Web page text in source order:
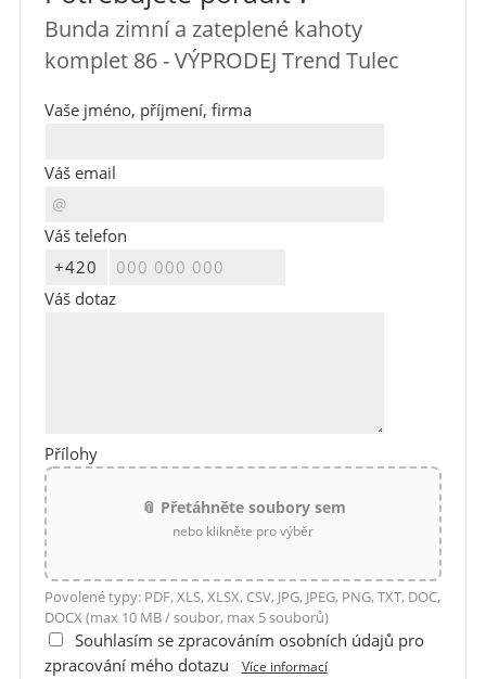
Bunda zimní a zateplené kahoty
komplet 86 - VÝPRODEJ Trend Tulec
Vaše jméno, příjmení, firma
Váš email
Váš telefon
Váš dotaz
Přílohy
📎 Přetáhněte soubory sem
nebo klikněte pro výběr
Povolené typy: PDF, XLS, XLSX, CSV, JPG, JPEG, PNG, TXT, DOC,
DOCX (max 10 MB / soubor, max 5 souborů)
Souhlasím se zpracováním osobních údajů pro
zpracování mého dotazu
Více informací